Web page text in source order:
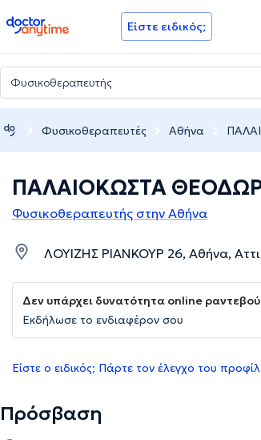
doctoranytime Είστε ειδικός;
Φυσικοθεραπευτές Αθήνα
ΠΑΛΑΙΟΚΩΣΤΑ
Φυσικοθεραπευτής στην Αθήνα
ΛΟΥΙΖΗΣ ΡΙΑΝΚΟΥΡ 26, Αθήνα,
Δεν υπάρχει δυνατότητα online ραντεβού
Εκδήλωσε το ενδιαφέρον σου
Είστε ο ειδικός; Πάρτε τον έλεγχο του
Πρόσβαση